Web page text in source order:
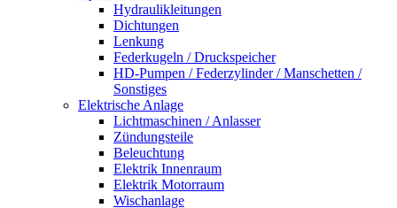
Hydraulikleitungen
Dichtungen
Lenkung
Federkugeln / Druckspeicher
HD-Pumpen / Federzylinder / Manschetten /
Sonstiges
Elektrische Anlage
Lichtmaschinen / Anlasser
Zündungsteile
Beleuchtung
Elektrik Innenraum
Elektrik Motorraum
Wischanlage